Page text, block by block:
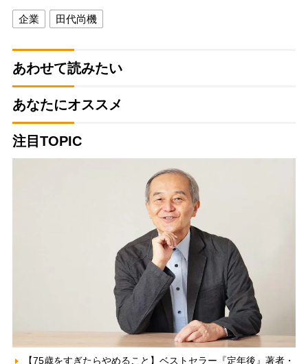
企業 田代尚機
あわせて読みたい
あなたにオススメ
注目TOPIC
【75歳をすぎたらやめること】ベストセラー『定年後』著者・